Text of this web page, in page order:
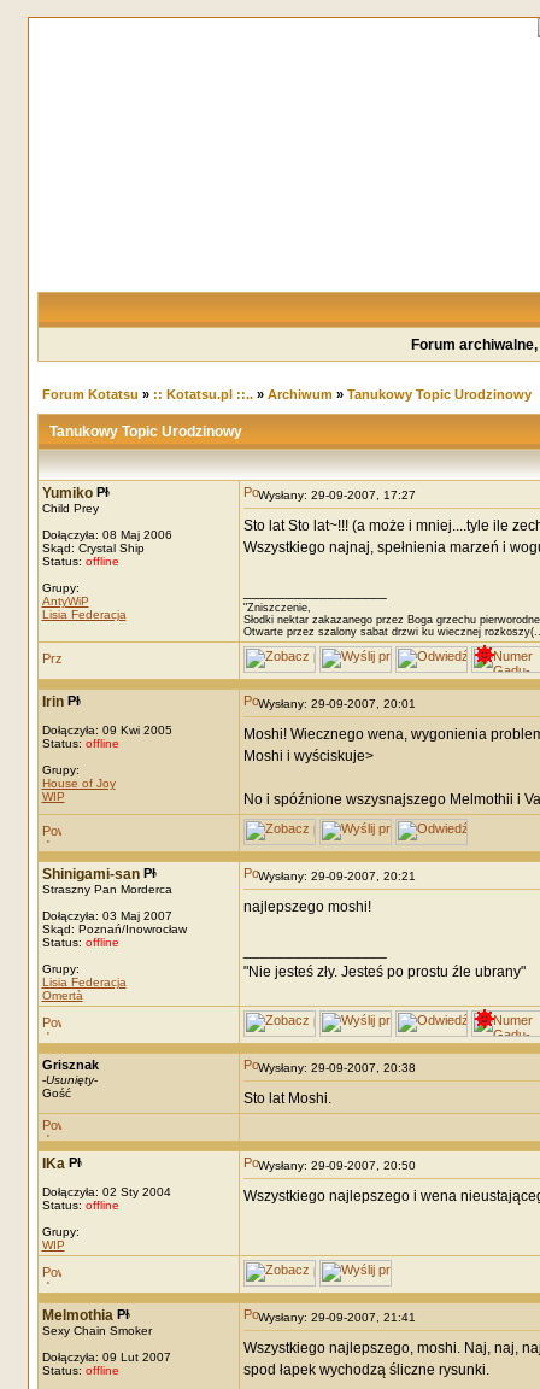
Forum
Forum Kotatsu » :: Kotatsu.pl ::..» Archiwum» Tanukowy Topic Urodzinowy
Tanukowy Topic Urodzinowy
Yumiko
Child Prey
Dołączyła: 08 Maj 2006
Skąd: Crystal Ship
Status: offline
Grupy:
AntyWiP
Lisia Federacja
Wysłany: 29-09-2007, 17:27
Sto lat Sto lat~!!! (a może i mniej....tyle ile
Wszystkiego najnaj, spełnienia marzeń i
"Zniszczenie,
Słodki nektar zakazanego przez Boga grzechu
Otwarte przez szalony sabat drzwi ku wiecznej
Irin
Dołączyła: 09 Kwi 2005
Status: offline
Grupy:
House of Joy
WIP
Wysłany: 29-09-2007, 20:01
Moshi! Wiecznego wena, wygonienia
Moshi i wyściskuje>
No i spóźnione wszysnajszego Melmothii i
Shinigami-san
Straszny Pan Morderca
Dołączyła: 03 Maj 2007
Skąd: Poznań/Inowrocław
Status: offline
Grupy:
Lisia Federacja
Omertà
Wysłany: 29-09-2007, 20:21
najlepszego moshi!
"Nie jesteś zły. Jesteś po prostu źle ubrany"
Grisznak
-Usunięty-
Gość
Wysłany: 29-09-2007, 20:38
Sto lat Moshi.
IKa
Dołączyła: 02 Sty 2004
Status: offline
Grupy:
WIP
Wysłany: 29-09-2007, 20:50
Wszystkiego najlepszego i wena
Melmothia
Sexy Chain Smoker
Dołączyła: 09 Lut 2007
Status: offline
Wysłany: 29-09-2007, 21:41
Wszystkiego najlepszego, moshi. Naj, naj,
spod łapek wychodzą śliczne rysunki.